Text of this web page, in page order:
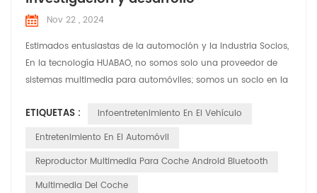
Nov 22 , 2024
Estimados entusiastas de la automoción y la industria Socios,
En la tecnología HUABAO, no somos solo una proveedor de
sistemas multimedia para automóviles; somos un socio en la
encantados de compartir nuestro compromiso con
innovación y personalización, asegurando que cada vehículo
no s...
ETIQUETAS :
Infoentretenimiento En El Vehículo
Entretenimiento En El Automóvil
Reproductor Multimedia Para Coche Android Bluetooth
Multimedia Del Coche